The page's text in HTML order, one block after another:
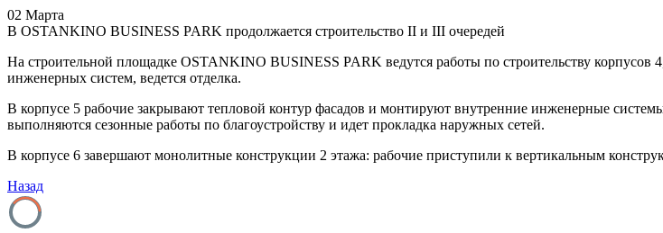
02 Марта
В OSTANKINO BUSINESS PARK продолжается строительство II и III очередей
На строительной площадке OSTANKINO BUSINESS PARK ведутся работы по строительству
инженерных систем, ведется отделка.
В корпусе 5 рабочие закрывают тепловой контур фасадов и монтируют внутренние инженерные
выполняются сезонные работы по благоустройству и идет прокладка наружных сетей.
В корпусе 6 завершают монолитные конструкции 2 этажа: рабочие приступили к вертикальным
Назад